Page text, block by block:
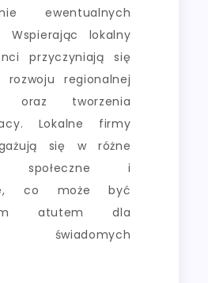
ewentualnych
Wspierając lokalny
przyczyniają się
rozwoju regionalnej
oraz tworzenia
Lokalne firmy
się w różne
społeczne i
co może być
atutem dla
świadomych